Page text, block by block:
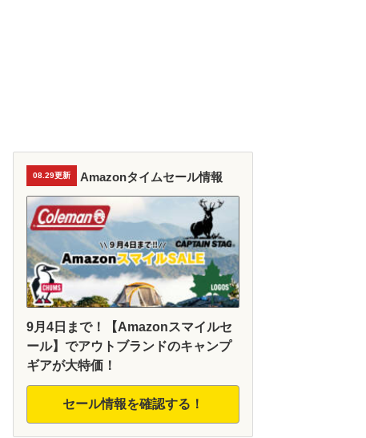
08.29更新 Amazonタイムセール情報
9月4日まで！【Amazonスマイルセ
ール】でアウトブランドのキャンプ
ギアが大特価！
セール情報を確認する！